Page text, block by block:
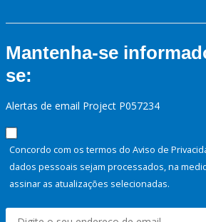
Mantenha-se
se:
Alertas de email Project P057234
Concordo com os termos do Aviso de
dados pessoais sejam processados, na
assinar as atualizações selecionadas.